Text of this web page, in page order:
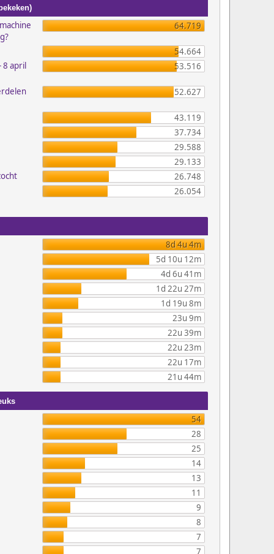
64.719
54.664
8 april
53.516
52.627
43.119
37.734
29.588
29.133
26.748
26.054
8d 4u 4m
5d 10u 12m
4d 6u 41m
1d 22u 27m
1d 19u 8m
23u 9m
22u 39m
22u 23m
22u 17m
21u 44m
54
28
25
14
13
11
9
8
7
7